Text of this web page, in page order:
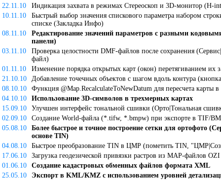
22.11.10
Индикация захвата в режимах Стереоскоп и 3D-монитор (H-
10.11.10
Быстрый выбор значения спискового параметра набором
списке (Закладка Инфо)
08.11.10
Редактирование значений параметров с разными
панели)
03.11.10
Проверка целостности DMF-файлов после сохранения
файл)
01.11.10
Изменение порядка открытых карт (окон) перетягиванием их
21.10.10
Добавление точечных объектов с шагом вдоль контура
08.10.10
Функция @Map.RecalculateToNewDatum для пересчета карты
04.10.10
Использование 3D-символов в трехмерных картах
15.09.10
Улучшен интерфейс тональной сшивки (Орто|Тональная
02.09.10
Создание World-файла (*.tifw, *.bmpw) при экспорте в TIF/
05.08.10
Более быстрое и точное построение сетки для ортофото
основе TIN)
04.08.10
Быстрое преобразование TIN в ЦМР (пометить TIN,
17.06.10
Загрузка геодезической привязки растров из MAP-файлов
01.06.10
Создание кадастровых обменных файлов формата XML
25.05.10
Экспорт в KML/KMZ с использованием уровней